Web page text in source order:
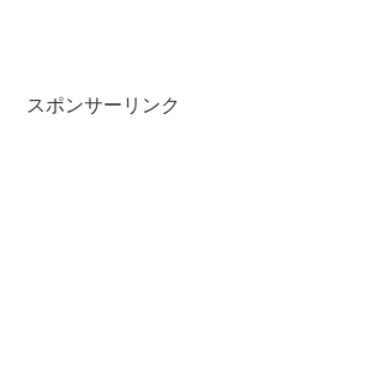
スポンサーリンク